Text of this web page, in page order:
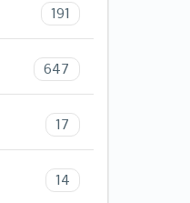
191
647
17
14